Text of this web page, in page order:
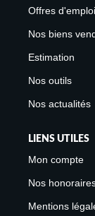
Offres
Nos biens
Estimation
Nos outils
Nos actualités
LIENS UTILES
Mon compte
Nos
Mentions